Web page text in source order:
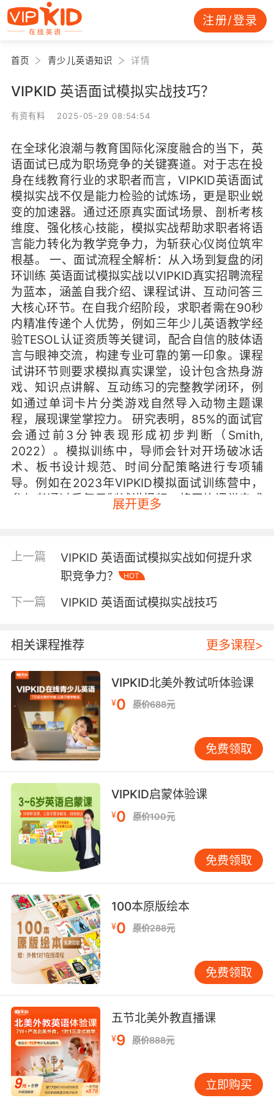
注册/登录
首页 青少儿英语知识 详情
VIPKID 英语面试模拟实战技巧？
有资有料 2025-05-29 08:54:54
在全球化浪潮与教育国际化深度融合的当下，英
语面试已成为职场竞争的关键赛道。对于志在投
身在线教育行业的求职者而言，VIPKID英语面试
模拟实战不仅是能力检验的试炼场，更是职业蜕
变的加速器。通过还原真实面试场景、剖析考核
维度、强化核心技能，模拟实战帮助求职者将语
言能力转化为教学竞争力，为斩获心仪岗位筑牢
根基。 一、面试流程全解析：从入场到复盘的闭
环训练 英语面试模拟实战以VIPKID真实招聘流程
为蓝本，涵盖自我介绍、课程试讲、互动问答三
大核心环节。在自我介绍阶段，求职者需在90秒
内精准传递个人优势，例如三年少儿英语教学经
验TESOL认证资质等关键词，配合自信的肢体语
言与眼神交流，构建专业可靠的第一印象。课程
试讲环节则要求模拟真实课堂，设计包含热身游
戏、知识点讲解、互动练习的完整教学闭环，例
如通过单词卡片分类游戏自然导入动物主题课
程，展现课堂掌控力。 研究表明，85%的面试官
会通过前3分钟表现形成初步判断（Smith,
2022）。模拟训练中，导师会针对开场破冰话
术、板书设计规范、时间分配策略进行专项辅
导。例如在2023年VIPKID模拟面试训练营中，
参与者通过反复录制试讲视频，将平均课堂完成
度从68%提升至89%，显著降低因超时导致的扣
答体系 针对VIPKID面试中高频出现的六大类问
题，模拟实战训练强调STAR法则的应用。以如何
处理学生课堂走神为例，优秀应答需遵循情境描
述（Situation）、任务分析（Task）、行动方案
（Action）、结果评估（Result）的逻辑链条：
暂停讲解，用拍手韵律歌重新吸引关注
（S&T），接着调整教学节奏，将知识点融入角
色扮演游戏（A），最终实现90%学生的课堂参
与度提升（R）。 语言学家Krashen的输入假说
理论在此得到印证：应答内容需符合i+1原则，既
展现教学专业性，又保持语言简洁度。模拟训练
数据显示，采用结构化应答的求职者，问题回答
完整度提升40%，同时减少冗余表达带来的理解
偏差。 三、教学语言精进之道：从准确到生动的
跨越 英语面试中的语言能力评估包含准确性、流
畅性、适切性三个维度。基础层面需杜绝语法错
误与中式直译，例如将维持课堂纪律译为
maintain classroom discipline而非逐字翻译。
进阶层面则需掌握教学话术的韵律感，如用Let’s
clap our hands like birds替代Please flap your
hands，通过拟声词增强儿童吸引力。 VIPKID资
深教研团队发现，优秀教师普遍具备三元语言能
力：标准发音占比30%，课堂指令清晰度占
40%，情感互动语言占30%。模拟实战中特别设
置教学用语库专项训练，涵盖300+课堂常用句
型，通过情景扮演纠正OK, let’s start等口头禅，
培养自然流畅的教学语言节奏。 四、非语言沟通
艺术：打造立体化教师形象 梅拉比安教授的研究
表明，非语言信号传递的信息量占比高达70%。
在模拟面试中，求职者需同步优化视觉呈现与环
境互动。着装方面建议选择纯色衬衫搭配柔和色
系外套，既符合教育行业专业度，又能通过色彩
心理学营造亲和力。肢体语言训练聚焦开放型站
姿45度侧身讲解等细节，避免双臂交叉造成的距
展开更多
上一篇
VIPKID 英语面试模拟实战如何提升求
职竞争力？
HOT
下一篇 VIPKID 英语面试模拟实战技巧
相关课程推荐 更多课程>
VIPKID北美外教试听体验课
¥0 原价688元
免费领取
VIPKID启蒙体验课
¥0 原价100元
免费领取
100本原版绘本
¥0 原价288元
免费领取
五节北美外教直播课
¥9 原价888元
立即购买